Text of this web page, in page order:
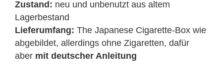
Zustand: neu und unbenutzt aus altem
Lagerbestand
Lieferumfang: The Japanese Cigarette-Box wie
abgebildet, allerdings ohne Zigaretten, dafür
aber mit deutscher Anleitung